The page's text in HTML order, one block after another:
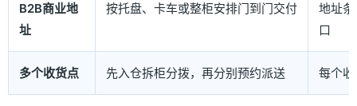
B2B商业地
址
按托盘、卡车或整柜安排门到门交付
地址
口
多个收货点 先入仓拆柜分拨，再分别预约派送 每个